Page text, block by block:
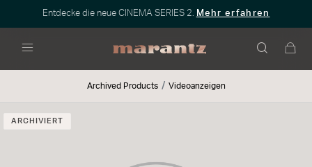
Entdecke die neue CINEMA SERIES 2. Mehr erfahren
Archived Products Videoanzeigen
ARCHIVIERT